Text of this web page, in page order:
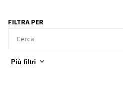
FILTRA PER
Più filtri